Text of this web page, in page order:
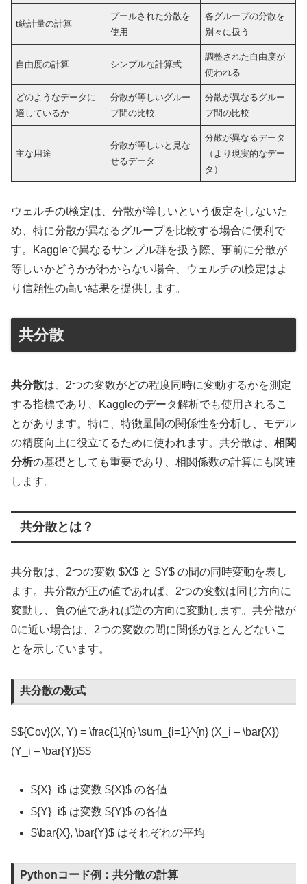
t統計量の計算
プールされた分散を
使用
各グループの分散を
別々に扱う
自由度の計算 シンプルな計算式
調整された自由度が
使われる
どのようなデータに
適しているか
分散が等しいグルー
プ間の比較
分散が異なるグルー
プ間の比較
主な用途
分散が等しいと見な
せるデータ
分散が異なるデータ
（より現実的なデー
タ）
ウェルチのt検定は、分散が等しいという仮定をしないた
め、特に分散が異なるグループを比較する場合に便利で
す。Kaggleで異なるサンプル群を扱う際、事前に分散が
等しいかどうかがわからない場合、ウェルチのt検定はよ
り信頼性の高い結果を提供します。
共分散
共分散は、2つの変数がどの程度同時に変動するかを測定
する指標であり、Kaggleのデータ解析でも使用されるこ
とがあります。特に、特徴量間の関係性を分析し、モデル
の精度向上に役立てるために使われます。共分散は、 相関
分析の基礎としても重要であり、相関係数の計算にも関連
します。
共分散とは？
共分散は、2つの変数 $X$ と $Y$ の間の同時変動を表し
ます。共分散が正の値であれば、2つの変数は同じ方向に
変動し、負の値であれば逆の方向に変動します。共分散が
0に近い場合は、2つの変数の間に関係がほとんどないこ
とを示しています。
共分散の数式
$${Cov}(X, Y) = \frac{1}{n} \sum_{i=1}^{n} (X_i – \bar{X})
(Y_i – \bar{Y})$$
${X}_i​$ は変数 ${X}​$ の各値
${Y}_i​$ は変数 ${Y}​$ の各値
$\bar{X}, \bar{Y}$ はそれぞれの平均
Pythonコード例：共分散の計算